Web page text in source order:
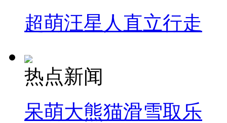
超萌汪星人直立行走
热点新闻
呆萌大熊猫滑雪取乐